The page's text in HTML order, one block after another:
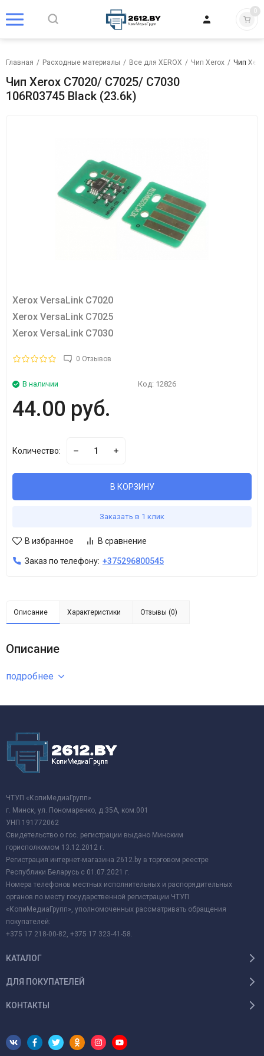
0
Главная / Расходные материалы / Все для XEROX / Чип Xerox / Чип
Чип Xerox C7020/ C7025/ C7030
106R03745 Black (23.6k)
Xerox VersaLink C7020
Xerox VersaLink C7025
Xerox VersaLink C7030
0 Отзывов
В наличии Код: 12826
44.00 руб.
Количество:
В КОРЗИНУ
Заказать в 1 клик
В избранное В сравнение
Заказ по телефону: +375296800545
Описание Характеристики Отзывы (0)
Описание
подробнее
ЧТУП «КопиМедиаГрупп»
г. Минск, ул. Пономаренко, д.35А, ком.001
УНП 191772062
Свидетельство о гос. регистрации выдано Минским
горисполкомом 13.12.2012 г.
Регистрация интернет-магазина 2612.by в торговом реестре
Республики Беларусь с 01.07.2021 г.
Номера телефонов местных исполнительных и распорядительных
органов по месту государственной регистрации ЧТУП
«КопиМедиаГрупп», уполномоченных рассматривать обращения
покупателей:
+375 17 218-00-82, +375 17 323-41-58.
КАТАЛОГ
ДЛЯ ПОКУПАТЕЛЕЙ
КОНТАКТЫ